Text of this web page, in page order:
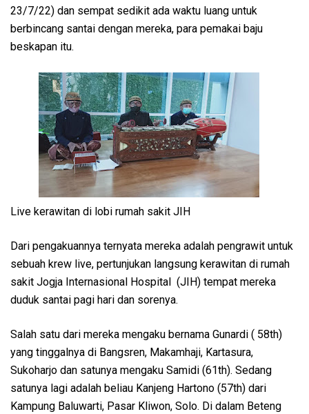
23/7/22) dan sempat sedikit ada waktu luang untuk
berbincang santai dengan mereka, para pemakai baju
beskapan itu.
Live kerawitan di lobi rumah sakit JIH
Dari pengakuannya ternyata mereka adalah pengrawit untuk
sebuah krew live, pertunjukan langsung kerawitan di rumah
sakit Jogja Internasional Hospital (JIH) tempat mereka
duduk santai pagi hari dan sorenya.
Salah satu dari mereka mengaku bernama Gunardi ( 58th)
yang tinggalnya di Bangsren, Makamhaji, Kartasura,
Sukoharjo dan satunya mengaku Samidi (61th). Sedang
satunya lagi adalah beliau Kanjeng Hartono (57th) dari
Kampung Baluwarti, Pasar Kliwon, Solo. Di dalam Beteng